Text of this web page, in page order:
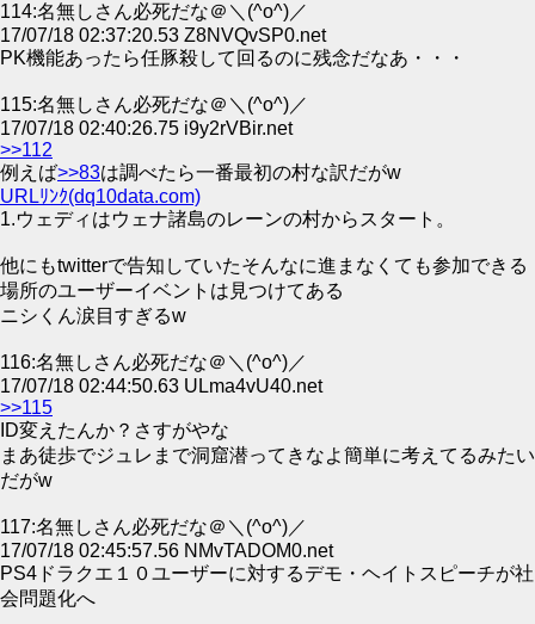
114:名無しさん必死だな＠＼(^o^)／
17/07/18 02:37:20.53 Z8NVQvSP0.net
PK機能あったら任豚殺して回るのに残念だなあ・・・
115:名無しさん必死だな＠＼(^o^)／
17/07/18 02:40:26.75 i9y2rVBir.net
>>112
例えば>>83は調べたら一番最初の村な訳だがw
URLﾘﾝｸ(dq10data.com)
1.ウェディはウェナ諸島のレーンの村からスタート。
他にもtwitterで告知していたそんなに進まなくても参加できる
場所のユーザーイベントは見つけてある
ニシくん涙目すぎるw
116:名無しさん必死だな＠＼(^o^)／
17/07/18 02:44:50.63 ULma4vU40.net
>>115
ID変えたんか？さすがやな
まあ徒歩でジュレまで洞窟潜ってきなよ簡単に考えてるみたい
だがw
117:名無しさん必死だな＠＼(^o^)／
17/07/18 02:45:57.56 NMvTADOM0.net
PS4ドラクエ１０ユーザーに対するデモ・ヘイトスピーチが社
会問題化へ